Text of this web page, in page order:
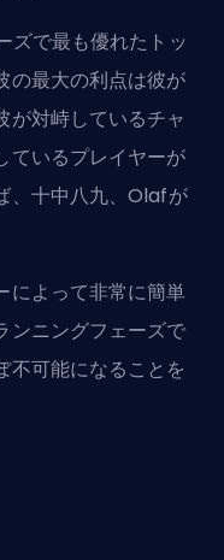
ズで最も優れたトッ
の最大の利点は彼が
が対峙しているチャ
ているプレイヤーが
、十中八九、Olafが
によって非常に簡単
ンニングフェーズで
不可能になることを